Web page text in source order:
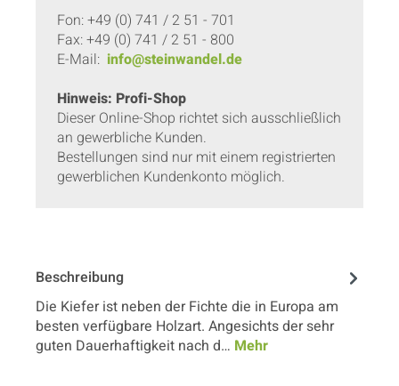
Fon: +49 (0) 741 / 2 51 - 701
Fax: +49 (0) 741 / 2 51 - 800
E-Mail: info@steinwandel.de
Hinweis: Profi-Shop
Dieser Online-Shop richtet sich ausschließlich
an gewerbliche Kunden.
Bestellungen sind nur mit einem registrierten
gewerblichen Kundenkonto möglich.
Beschreibung
Die Kiefer ist neben der Fichte die in Europa am
besten verfügbare Holzart. Angesichts der sehr
guten Dauerhaftigkeit nach d… Mehr